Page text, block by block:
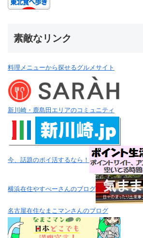
素敵なリンク
料理メニューから探せるグルメサイト
新川崎・鹿島田エリアのコミュニティ
今、話題のポイ活するなら！
横浜在住やすべーさんのブログ
名古屋在住なまこマンさんのブログ